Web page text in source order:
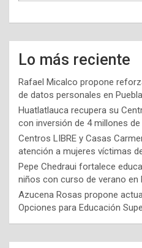
Lo más reciente
Rafael Micalco propone
de datos personales en Puebla
Huatlatlauca recupera su
con inversión de 4 millones
Centros LIBRE y Casas
atención a mujeres víctimas
Pepe Chedraui fortalece
niños con curso de verano en
Azucena Rosas propone
Opciones para Educación